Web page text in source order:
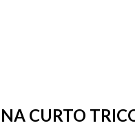
CURTO